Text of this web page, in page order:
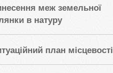
меж земельної
в натуру
план місцевості